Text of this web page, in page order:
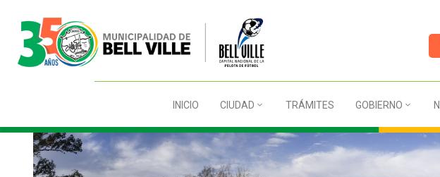
INICIO CIUDAD TRÁMITES GOBIERNO